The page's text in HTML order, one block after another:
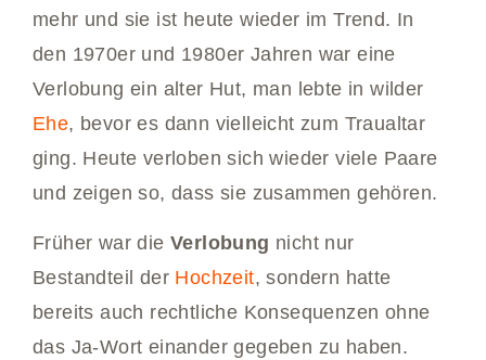
mehr und sie ist heute wieder im Trend. In
den 1970er und 1980er Jahren war eine
Verlobung ein alter Hut, man lebte in wilder
Ehe, bevor es dann vielleicht zum Traualtar
ging. Heute verloben sich wieder viele Paare
und zeigen so, dass sie zusammen gehören.
Früher war die Verlobung nicht nur
Bestandteil der Hochzeit, sondern hatte
bereits auch rechtliche Konsequenzen ohne
das Ja-Wort einander gegeben zu haben.